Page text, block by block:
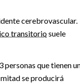
cerebrovascular.
transitoriosuele
personas que tienen
se producirá